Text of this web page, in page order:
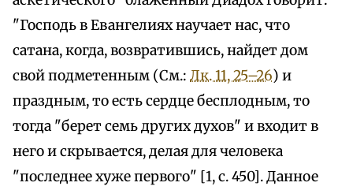
"Господь в Евангелиях научает нас, что
сатана, когда, возвратившись, найдет дом
свой подметенным (См.: Лк. 11, 25–26) и
праздным, то есть сердце бесплодным, то
тогда "берет семь других духов" и входит в
него и скрывается, делая для человека
"последнее хуже первого" [1, с. 450]. Данное